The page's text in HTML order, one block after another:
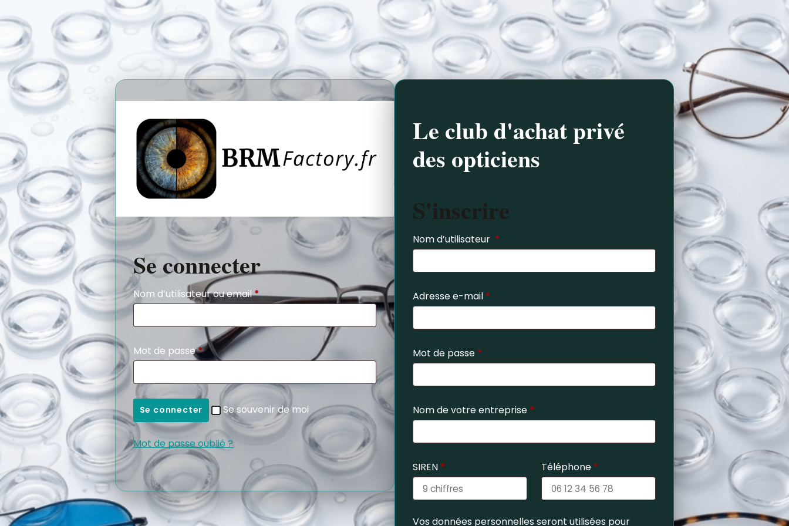
Se connecter
Nom d’utilisateur ou email*
Mot de passe*
Se connecter Se souvenir de moi
Mot de passe oublié ?
Le club d'achat privé
des opticiens
S'inscrire
Nom d’utilisateur *
Adresse e-mail *
Mot de passe *
Nom de votre entreprise *
SIREN * Téléphone *
Vos données personnelles seront utilisées pour